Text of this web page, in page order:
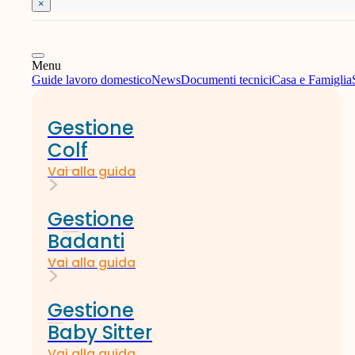
×
Menu
Guide lavoro domesticoNewsDocumenti tecniciCasa e Famiglia
Gestione
Colf
Vai alla guida
Gestione
Badanti
Vai alla guida
Gestione
Baby Sitter